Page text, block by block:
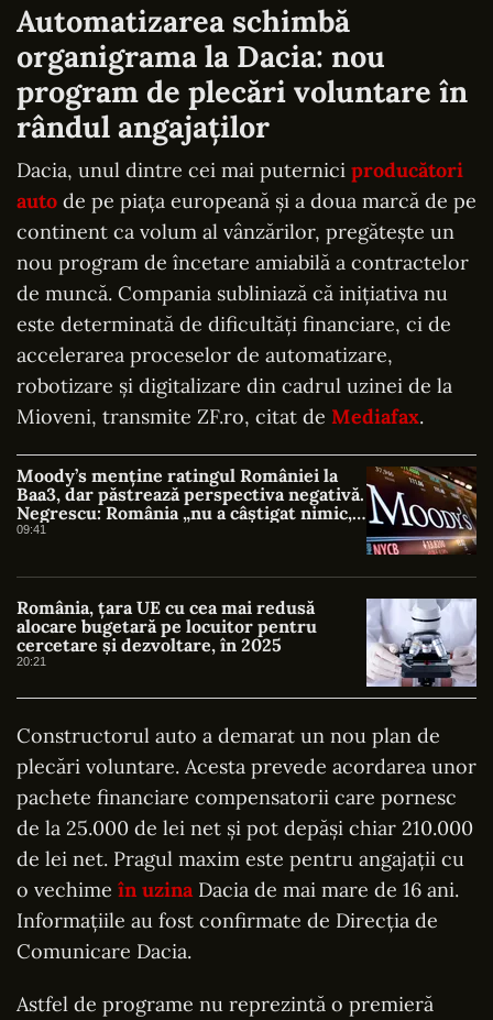
Automatizarea schimbă
organigrama la Dacia: nou
program de plecări voluntare în
rândul angajaților
Dacia, unul dintre cei mai puternici producători
auto de pe piața europeană și a doua marcă de pe
continent ca volum al vânzărilor, pregătește un
nou program de încetare amiabilă a contractelor
de muncă. Compania subliniază că inițiativa nu
este determinată de dificultăți financiare, ci de
accelerarea proceselor de automatizare,
robotizare și digitalizare din cadrul uzinei de la
Mioveni, transmite ZF.ro, citat de Mediafax.
Moody’s menține ratingul României la
Baa3, dar păstrează perspectiva negativă.
Negrescu: România „nu a câștigat nimic, a
evitat o pierdere”
09:41
România, țara UE cu cea mai redusă
alocare bugetară pe locuitor pentru
cercetare și dezvoltare, în 2025
20:21
Constructorul auto a demarat un nou plan de
plecări voluntare. Acesta prevede acordarea unor
pachete financiare compensatorii care pornesc
de la 25.000 de lei net și pot depăși chiar 210.000
de lei net. Pragul maxim este pentru angajații cu
o vechime în uzinaDacia de mai mare de 16 ani.
Informațiile au fost confirmate de Direcția de
Comunicare Dacia.
Astfel de programe nu reprezintă o premieră